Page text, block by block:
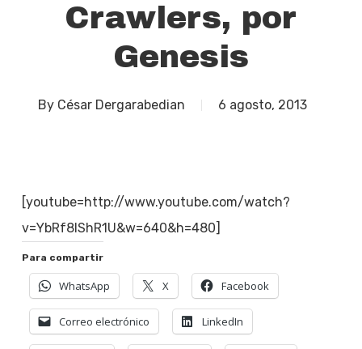
Crawlers, por
Genesis
By César Dergarabedian 6 agosto, 2013
[youtube=http://www.youtube.com/watch?
v=YbRf8lShR1U&w=640&h=480]
Para compartir
WhatsApp X Facebook
Correo electrónico LinkedIn